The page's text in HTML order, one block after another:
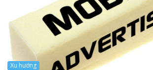
Xu hướng